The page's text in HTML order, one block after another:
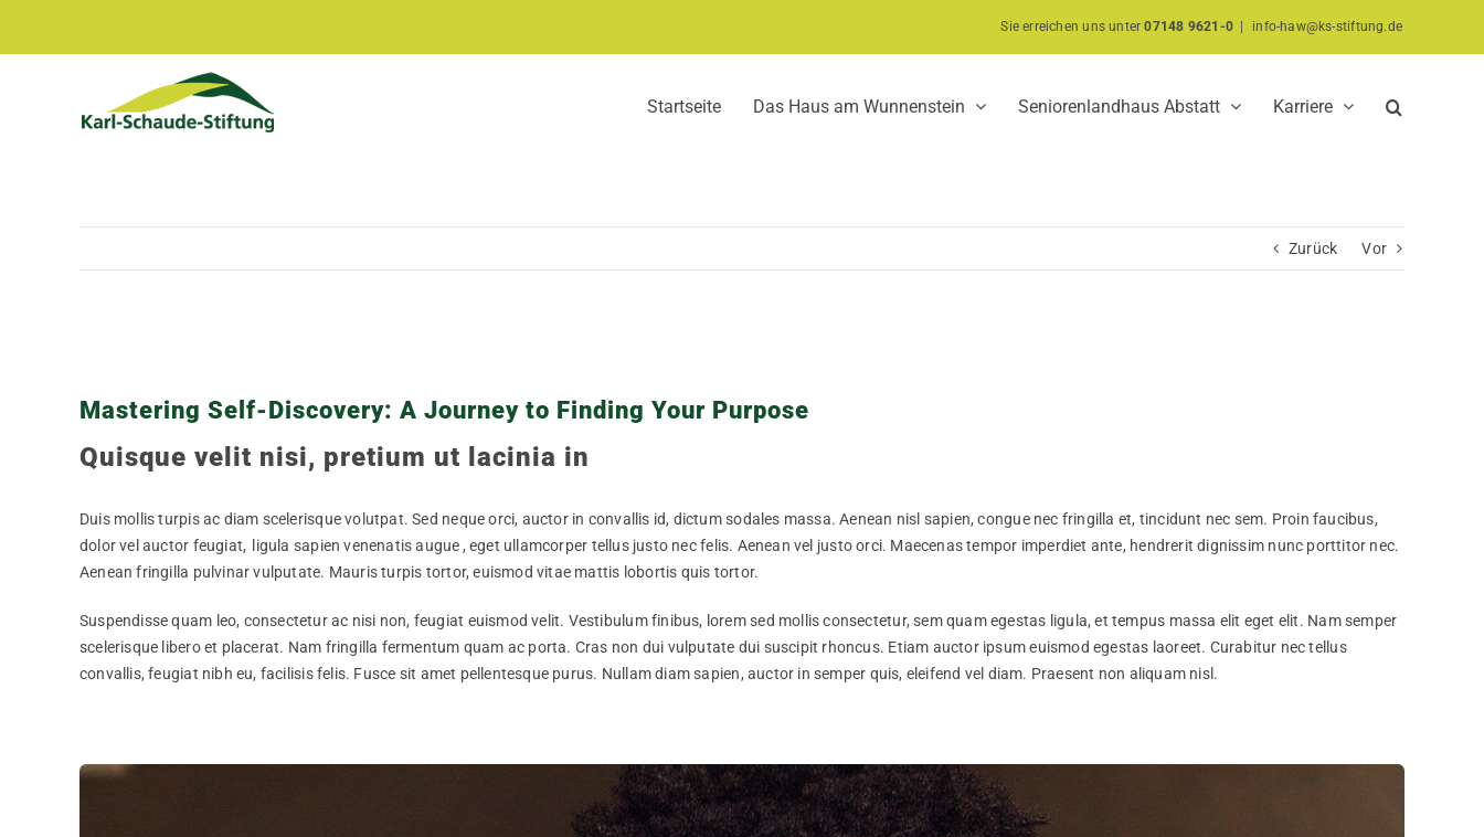
Sie erreichen uns unter07148 9621-0 info-haw@ks-stiftung.de
Startseite Das Haus am Wunnenstein Seniorenlandhaus Abstatt Karriere
Zurück Vor
Bild
Mastering Self-Discovery: A Journey to Finding Your Purpose
Quisque velit nisi, pretium ut lacinia in
Duis mollis turpis ac diam scelerisque volutpat. Sed neque orci, auctor in convallis id, dictum sodales massa. Aenean nisl sapien, congue nec fringilla et, tincidunt nec sem. Proin faucibus,
dolor vel auctor feugiat,
ligula sapien venenatis augue , eget ullamcorper tellus justo nec felis. Aenean vel justo orci. Maecenas tempor imperdiet ante, hendrerit dignissim nunc porttitor nec.
Aenean fringilla pulvinar vulputate. Mauris turpis tortor, euismod vitae mattis lobortis quis tortor.
Suspendisse quam leo, consectetur ac nisi non, feugiat euismod velit. Vestibulum finibus, lorem sed mollis consectetur, sem quam egestas ligula, et tempus massa elit eget elit. Nam semper
scelerisque libero et placerat. Nam fringilla fermentum quam ac porta. Cras non dui vulputate dui suscipit rhoncus. Etiam auctor ipsum euismod egestas laoreet. Curabitur nec tellus
convallis, feugiat nibh eu, facilisis felis. Fusce sit amet pellentesque purus. Nullam diam sapien, auctor in semper quis, eleifend vel diam. Praesent non aliquam nisl.